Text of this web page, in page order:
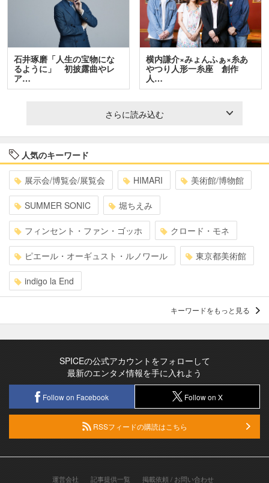
石井琢磨「人生の宝物にな
るように」 初披露曲やレ
ア…
横内謙介×みょんふぁ×糸あ
やつり人形一糸座 創作
人…
さらに読み込む
人気のキーワード
展示会/博覧会/展覧会 HIMARI 美術館/博物館
SUMMER SONIC 堀ちえみ
フィンセント・ファン・ゴッホ クロード・モネ
ピエール・オーギュスト・ルノワール 東京都美術館
indigo la End
キーワードをもっと見る
SPICEの公式アカウントをフォローして
最新のエンタメ情報を手に入れよう
Follow on Facebook Follow on X
RSSフィードの購読はこちら
運営会社 記事提供一覧 掲載依頼 / お問い合わせ